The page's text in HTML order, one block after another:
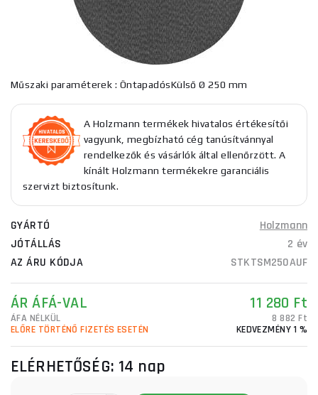
Műszaki paraméterek : ÖntapadósKülső Ø 250 mm
A Holzmann termékek hivatalos értékesítői
vagyunk, megbízható cég tanúsítvánnyal
rendelkezők és vásárlók által ellenőrzött. A
kínált Holzmann termékekre garanciális
szervizt biztosítunk.
GYÁRTÓ
Holzmann
JÓTÁLLÁS
2 év
AZ ÁRU KÓDJA
STKTSM250AUF
ÁR ÁFÁ-VAL 11 280 Ft
ÁFA NÉLKÜL
8 882 Ft
ELŐRE TÖRTÉNŐ FIZETÉS ESETÉN
KEDVEZMÉNY 1 %
ELÉRHETŐSÉG: 14 nap